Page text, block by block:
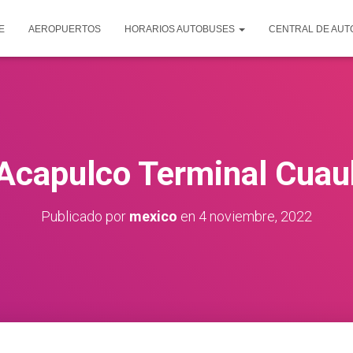
AEROPUERTOS HORARIOS AUTOBUSES CENTRAL DE
Terminal
Publicado por mexico en 4 noviembre, 2022